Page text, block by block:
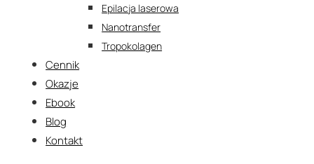
Epilacja laserowa
Nanotransfer
Tropokolagen
Cennik
Okazje
Ebook
Blog
Kontakt